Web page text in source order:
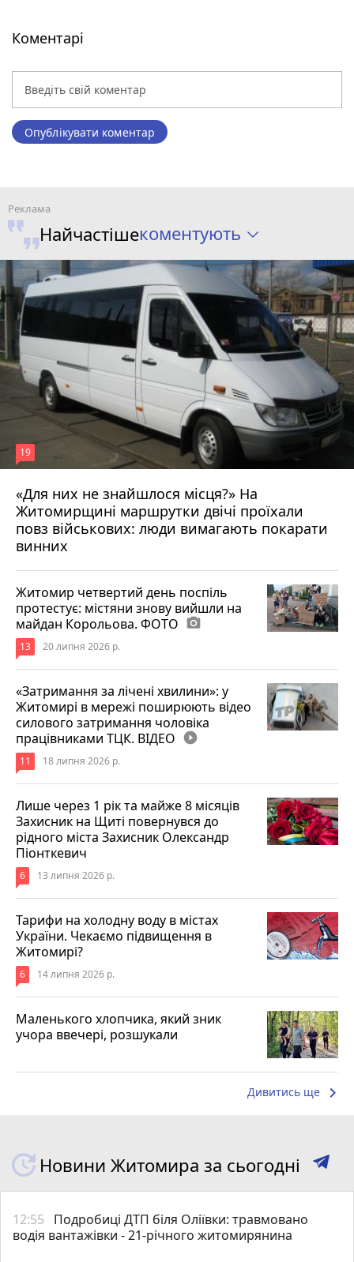
Коментарі
Опублікувати коментар
Найчастішекоментують
«Для них не знайшлося місця?» На
Житомирщині маршрутки двічі проїхали
повз військових: люди вимагають покарати
винних
19
17 липня 2026 р.
Житомир четвертий день поспіль
протестує: містяни знову вийшли на
майдан Корольова. ФОТО photo_camera
13 20 липня 2026 р.
«Затримання за лічені хвилини»: у
Житомирі в мережі поширюють відео
силового затримання чоловіка
працівниками ТЦК. ВІДЕО play_circle_filled
11 18 липня 2026 р.
Лише через 1 рік та майже 8 місяців
Захисник на Щиті повернувся до
рідного міста Захисник Олександр
Піонткевич
6 13 липня 2026 р.
Тарифи на холодну воду в містах
України. Чекаємо підвищення в
Житомирі?
6 14 липня 2026 р.
Маленького хлопчика, який зник
учора ввечері, розшукали
Дивитись ще keyboard_arrow_right
Новини Житомира за сьогодні
12:55
Подробиці ДТП біля Оліївки: травмовано
водія вантажівки - 21-річного житомирянина